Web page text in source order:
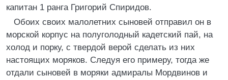
капитан 1 ранга Григорий Спиридов.
Обоих своих малолетних сыновей отправил он в
морской корпус на полуголодный кадетский пай, на
холод и порку, с твердой верой сделать из них
настоящих моряков. Следуя его примеру, тогда же
отдали сыновей в моряки адмиралы Мордвинов и